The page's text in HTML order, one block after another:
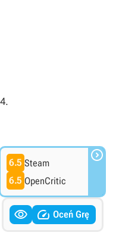
6.5 Steam
6.5 OpenCritic

  Oceń Grę